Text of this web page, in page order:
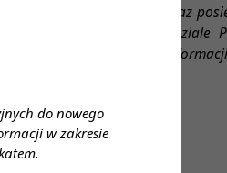
do nowego
w zakresie
w tym Prezydium KRDL oraz
obiegu dokumentów w Dziale
w trybie dostępu do